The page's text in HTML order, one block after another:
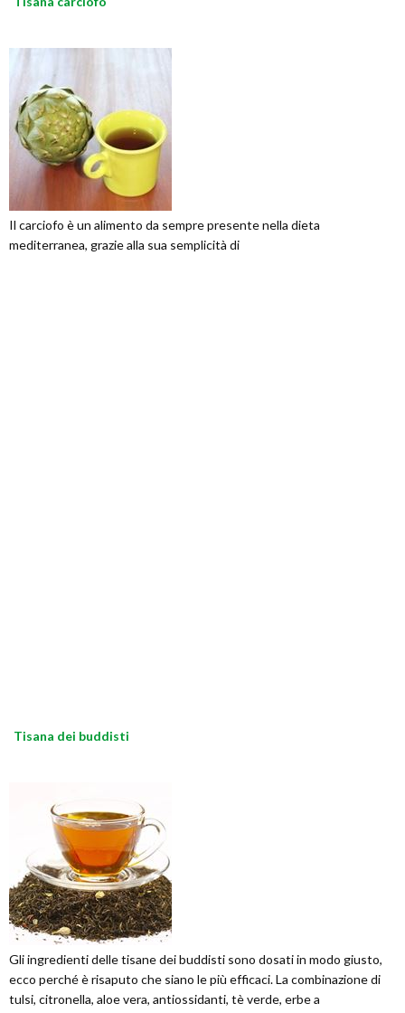
Il carciofo è un alimento da sempre presente nella dieta
mediterranea, grazie alla sua semplicità di
Tisana dei buddisti
Gli ingredienti delle tisane dei buddisti sono dosati in modo giusto,
ecco perché è risaputo che siano le più efficaci. La combinazione di
tulsi, citronella, aloe vera, antiossidanti, tè verde, erbe a